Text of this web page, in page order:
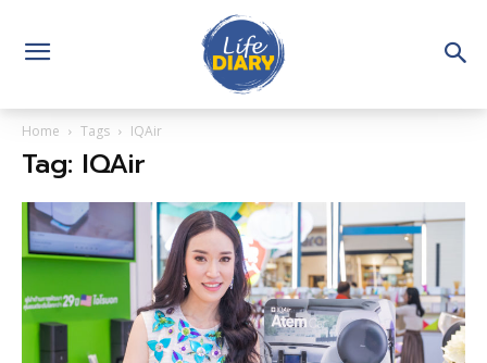
Home Tags IQAir
Tag: IQAir